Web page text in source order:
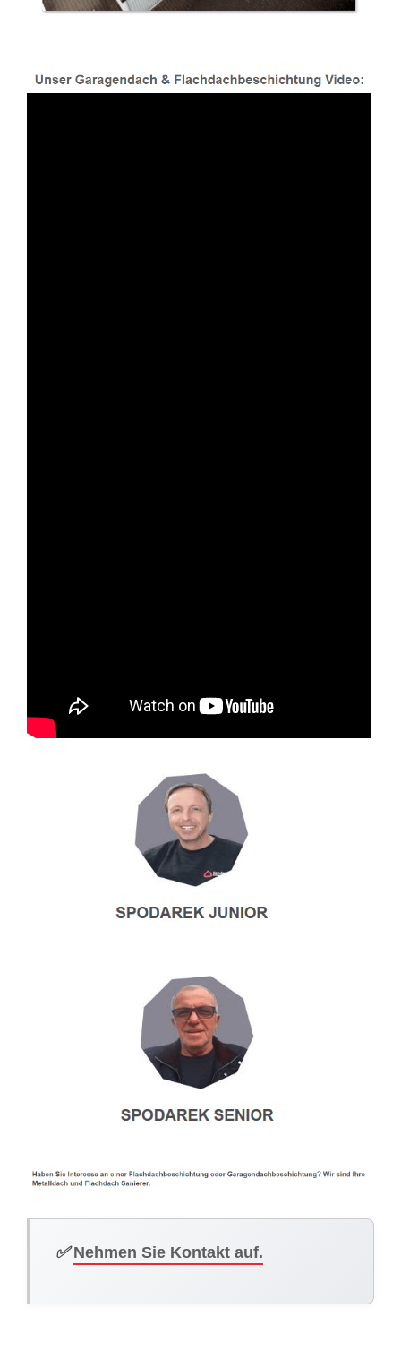
✅Nehmen Sie Kontakt auf.